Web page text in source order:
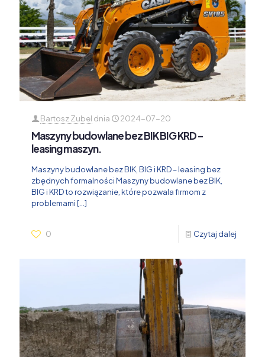
Bartosz Zubel dnia 2024-07-20
Maszyny budowlane bez BIK BIG KRD –
leasing maszyn.
Maszyny budowlane bez BIK, BIG i KRD – leasing bez
zbędnych formalności Maszyny budowlane bez BIK,
BIG i KRD to rozwiązanie, które pozwala firmom z
problemami[…]
0 Czytaj dalej